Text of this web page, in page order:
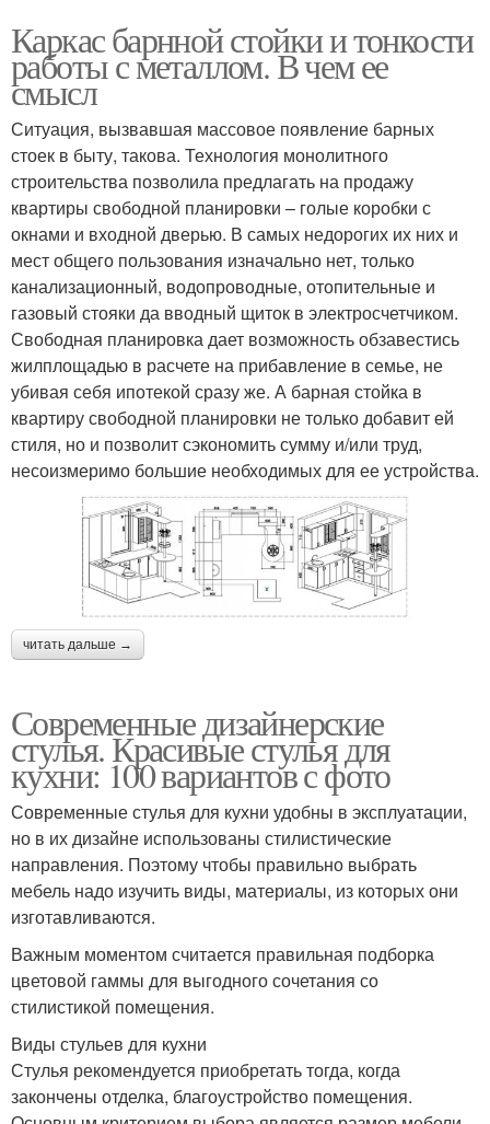
Каркас барнной стойки и тонкости
работы с металлом. В чем ее
смысл
Ситуация, вызвавшая массовое появление барных
стоек в быту, такова. Технология монолитного
строительства позволила предлагать на продажу
квартиры свободной планировки – голые коробки с
окнами и входной дверью. В самых недорогих их них и
мест общего пользования изначально нет, только
канализационный, водопроводные, отопительные и
газовый стояки да вводный щиток в электросчетчиком.
Свободная планировка дает возможность обзавестись
жилплощадью в расчете на прибавление в семье, не
убивая себя ипотекой сразу же. А барная стойка в
квартиру свободной планировки не только добавит ей
стиля, но и позволит сэкономить сумму и/или труд,
несоизмеримо большие необходимых для ее устройства.
читать дальше →
Современные дизайнерские
стулья. Красивые стулья для
кухни: 100 вариантов с фото
Современные стулья для кухни удобны в эксплуатации,
но в их дизайне использованы стилистические
направления. Поэтому чтобы правильно выбрать
мебель надо изучить виды, материалы, из которых они
изготавливаются.
Важным моментом считается правильная подборка
цветовой гаммы для выгодного сочетания со
стилистикой помещения.
Виды стульев для кухни
Стулья рекомендуется приобретать тогда, когда
закончены отделка, благоустройство помещения.